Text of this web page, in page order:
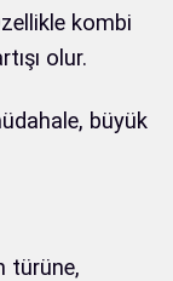
kombi
olur.
büyük
türüne,